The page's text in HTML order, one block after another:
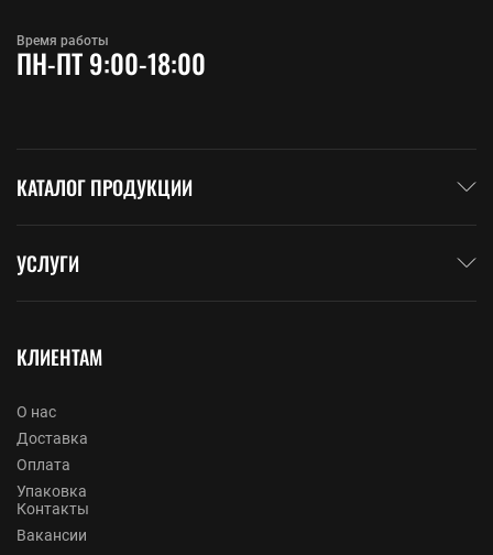
Время работы
ПН-ПТ 9:00-18:00
КАТАЛОГ ПРОДУКЦИИ
УСЛУГИ
КЛИЕНТАМ
О нас
Доставка
Оплата
Упаковка
Контакты
Вакансии